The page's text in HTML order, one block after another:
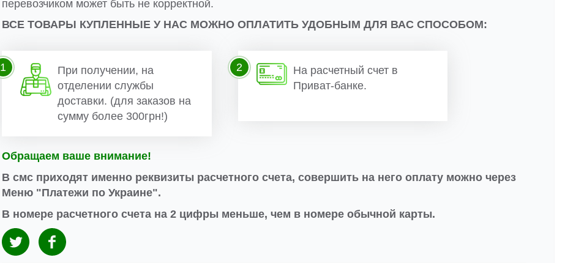
перевозчиком может быть не корректной.
ВСЕ ТОВАРЫ КУПЛЕННЫЕ У НАС МОЖНО ОПЛАТИТЬ УДОБНЫМ ДЛЯ ВАС СПОСОБОМ:
При получении, на
отделении службы
доставки. (для заказов на
сумму более 300грн!)
1
На расчетный счет в
Приват-банке.
2
Обращаем ваше внимание!
В смс приходят именно реквизиты расчетного счета, совершить на него оплату можно через
Меню "Платежи по Украине".
В номере расчетного счета на 2 цифры меньше, чем в номере обычной карты.